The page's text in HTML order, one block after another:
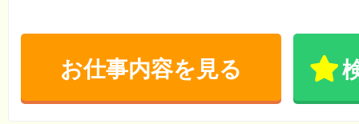
お仕事内容を見る